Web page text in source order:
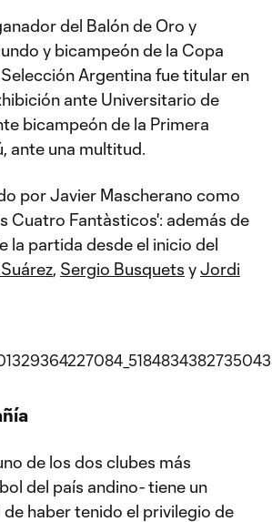
del Balón de Oro y
y bicampeón de la Copa
Argentina fue titular en
ante Universitario de
bicampeón de la Primera
ante una multitud.
por Javier Mascherano como
Cuatro Fantàsticos': además de
la partida desde el inicio del
, Sergio Busquets yJordi
de los dos clubes más
del país andino- tiene un
haber tenido el privilegio de